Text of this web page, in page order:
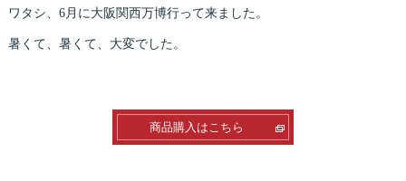
ワタシ、6月に大阪関西万博行って来ました。
暑くて、暑くて、大変でした。
商品購入はこちら